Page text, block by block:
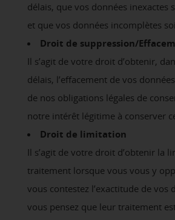
délais, que vos données inexactes
et que vos données incomplètes
Droit de suppression/
Il s’agit de votre droit d’obtenir,
délais, l’effacement de vos
de nos obligations légales de
notre intérêt légitime à conserver
Droit de limitation
Il s’agit de votre droit d’obtenir la
traitement lorsque vous vous y
vous contestez l’exactitude de vos
vous pensez que leur traitement